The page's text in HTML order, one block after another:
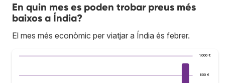
En quin mes es poden trobar preus més
baixos a Índia?
El mes més econòmic per viatjar a Índia és febrer.
800 €
1.000 €